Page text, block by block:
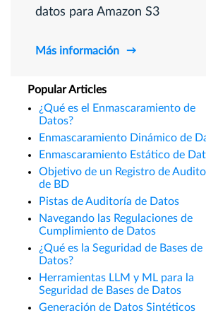
datos para Amazon S3
Más información
Popular Articles
¿Qué es el Enmascaramiento de
Datos?
Enmascaramiento Dinámico de
Enmascaramiento Estático de
Objetivo de un Registro de
de BD
Pistas de Auditoría de Datos
Navegando las Regulaciones de
Cumplimiento de Datos
¿Qué es la Seguridad de Bases de
Datos?
Herramientas LLM y ML para la
Seguridad de Bases de Datos
Generación de Datos Sintéticos